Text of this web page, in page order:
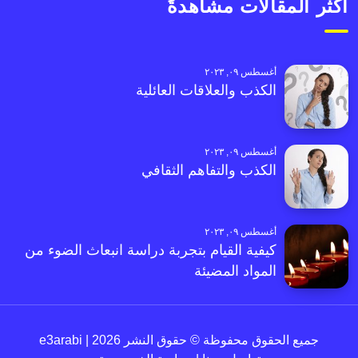
أكثر المقالات مشاهدةً
أغسطس ٠٩, ٢٠٢٣
الكذب والعلاقات العائلية
أغسطس ٠٩, ٢٠٢٣
الكذب والتفاهم الثقافي
أغسطس ٠٩, ٢٠٢٣
كيفية القيام بتجربة دراسة انبعاث الضوء من
المواد المضيئة
جميع الحقوق محفوظة © حقوق النشر 2026 | e3arabi